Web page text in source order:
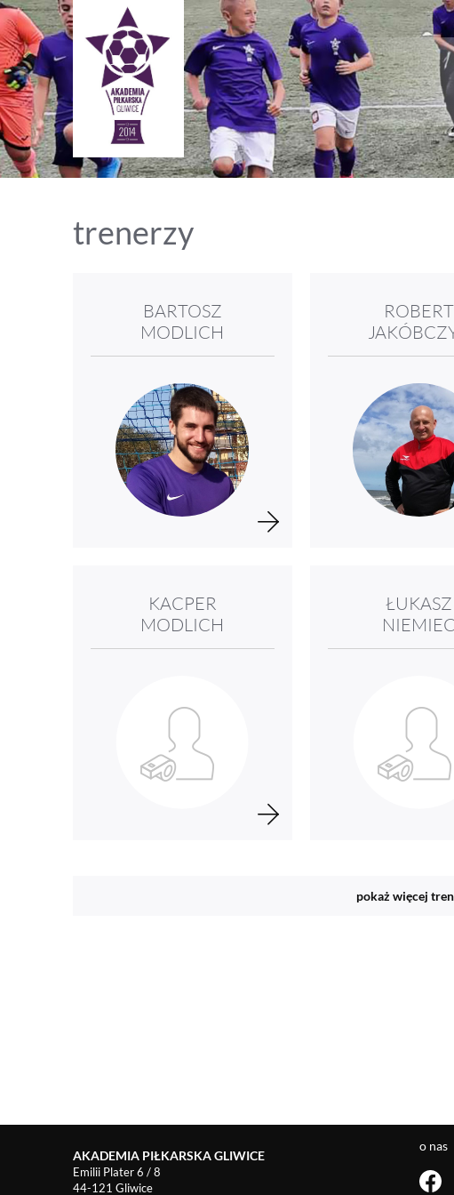
trenerzy
BARTOSZ
MODLICH
ROBERT
KACPER
MODLICH
ŁUKASZ
NIEMIEC
pokaż więcej
AKADEMIA PIŁKARSKA GLIWICE
Emilii Plater 6 / 8
44-121 Gliwice
o nas